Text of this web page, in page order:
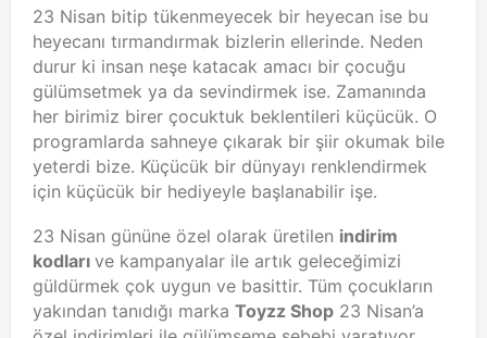
23 Nisan bitip tükenmeyecek bir heyecan ise bu
heyecanı tırmandırmak bizlerin ellerinde. Neden
durur ki insan neşe katacak amacı bir çocuğu
gülümsetmek ya da sevindirmek ise. Zamanında
her birimiz birer çocuktuk beklentileri küçücük. O
programlarda sahneye çıkarak bir şiir okumak bile
yeterdi bize. Küçücük bir dünyayı renklendirmek
için küçücük bir hediyeyle başlanabilir işe.
23 Nisan gününe özel olarak üretilen indirim
kodları ve kampanyalar ile artık geleceğimizi
güldürmek çok uygun ve basittir. Tüm çocukların
yakından tanıdığı marka Toyzz Shop 23 Nisan’a